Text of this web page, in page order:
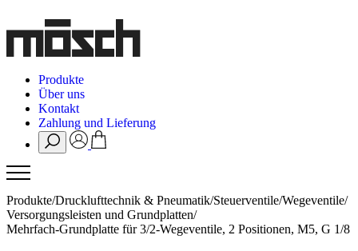
Produkte
Über uns
Kontakt
Zahlung und Lieferung
Produkte/Drucklufttechnik & Pneumatik/Steuerventile/Wegeventile/
Versorgungsleisten und Grundplatten/
Mehrfach-Grundplatte für 3/2-Wegeventile, 2 Positionen, M5, G 1/8